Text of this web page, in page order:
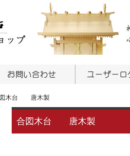
木台 唐木製
合図木台 唐木製